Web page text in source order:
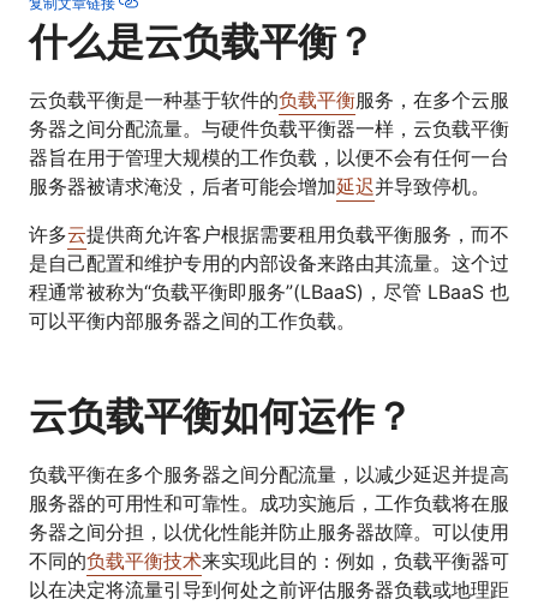
什么是云负载平衡？
云负载平衡是一种基于软件的负载平衡服务，在多个云服
务器之间分配流量。与硬件负载平衡器一样，云负载平衡
器旨在用于管理大规模的工作负载，以便不会有任何一台
服务器被请求淹没，后者可能会增加延迟并导致停机。
许多云提供商允许客户根据需要租用负载平衡服务，而不
是自己配置和维护专用的内部设备来路由其流量。这个过
程通常被称为“负载平衡即服务”(LBaaS)，尽管 LBaaS 也
可以平衡内部服务器之间的工作负载。
云负载平衡如何运作？
负载平衡在多个服务器之间分配流量，以减少延迟并提高
服务器的可用性和可靠性。成功实施后，工作负载将在服
务器之间分担，以优化性能并防止服务器故障。可以使用
不同的负载平衡技术来实现此目的：例如，负载平衡器可
以在决定将流量引导到何处之前评估服务器负载或地理距